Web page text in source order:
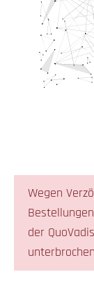
Wegen
der
unterbrochen